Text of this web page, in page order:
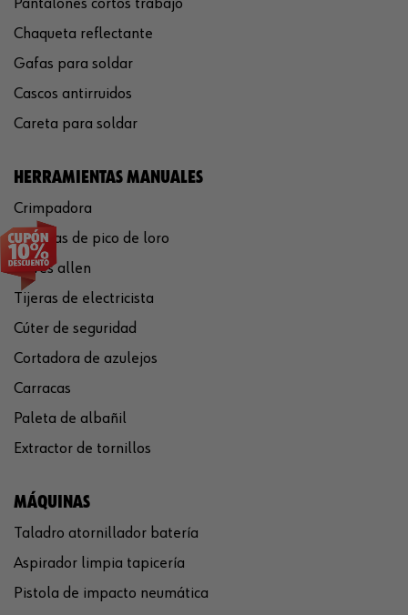
Pantalones cortos trabajo
Chaqueta reflectante
Gafas para soldar
Cascos antirruidos
Careta para soldar
HERRAMIENTAS MANUALES
Crimpadora
Tenazas de pico de loro
Llaves allen
Tijeras de electricista
Cúter de seguridad
Cortadora de azulejos
Carracas
Paleta de albañil
Extractor de tornillos
MÁQUINAS
Taladro atornillador batería
Aspirador limpia tapicería
Pistola de impacto neumática